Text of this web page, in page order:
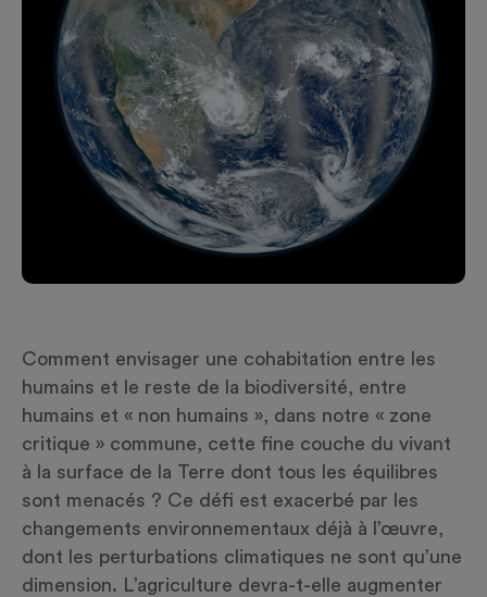
Comment envisager une cohabitation entre les
humains et le reste de la biodiversité, entre
humains et « non humains », dans notre « zone
critique » commune, cette fine couche du vivant
à la surface de la Terre dont tous les équilibres
sont menacés ? Ce défi est exacerbé par les
changements environnementaux déjà à l’œuvre,
dont les perturbations climatiques ne sont qu’une
dimension. L’agriculture devra-t-elle augmenter